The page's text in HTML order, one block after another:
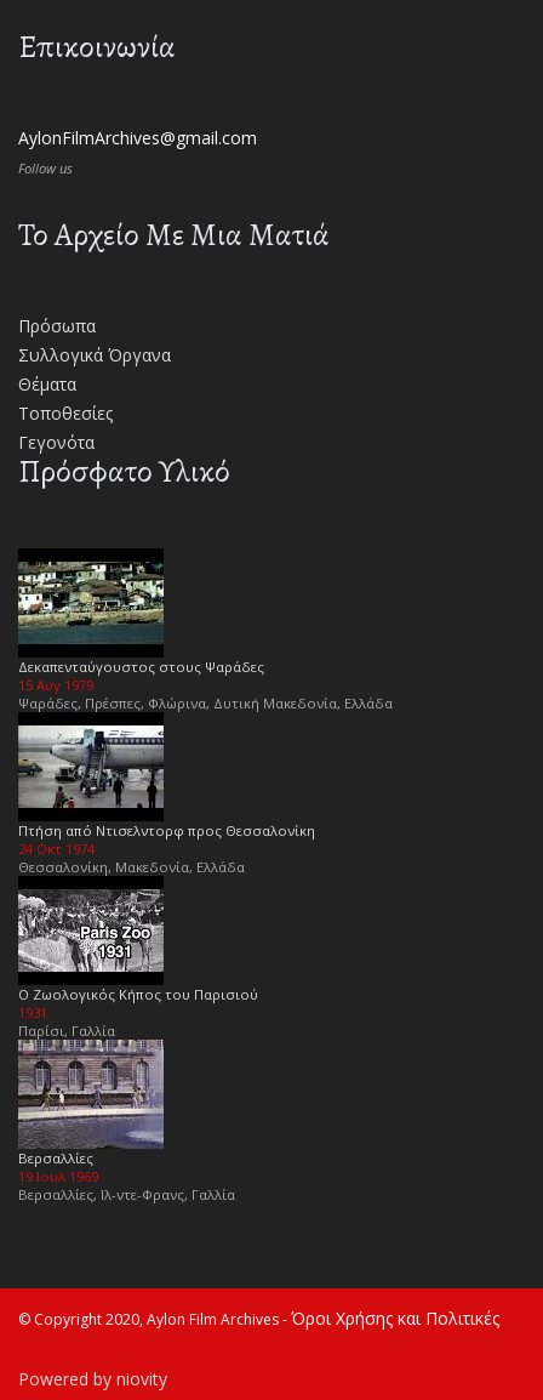
Επικοινωνία
AylonFilmArchives@gmail.com
Follow us
Το Αρχείο Με Μια Ματιά
Πρόσωπα
Συλλογικά Όργανα
Θέματα
Τοποθεσίες
Γεγονότα
Πρόσφατο Υλικό
Δεκαπενταύγουστος στους Ψαράδες
15 Αυγ 1979
Ψαράδες, Πρέσπες, Φλώρινα, Δυτική Μακεδονία, Ελλάδα
Πτήση από Ντισελντορφ προς Θεσσαλονίκη
24 Οκτ 1974
Θεσσαλονίκη, Μακεδονία, Ελλάδα
Ο Ζωολογικός Κήπος του Παρισιού
1931
Παρίσι, Γαλλία
Βερσαλλίες
19 Ιουλ 1969
Βερσαλλίες, Ιλ-ντε-Φρανς, Γαλλία
© Copyright 2020, Aylon Film Archives -Όροι Χρήσης και Πολιτικές
Powered by niovity